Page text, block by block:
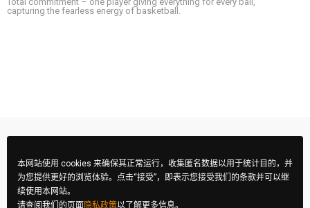
capturing the fearless energy of basketball.
本网站使用 cookies 来确保其正常运行，收集匿名数据以用于统计目的，并
为您提供更好的浏览体验。点击“接受”，即表示您接受我们的条款并可以继
续使用本网站。
请查阅我们的页面 隐私政策以了解更多信息。